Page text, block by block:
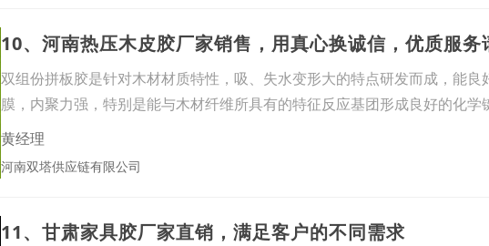
10、河南热压木皮胶厂家销售，用真心换诚信，优质服务
双组份拼板胶是针对木材材质特性，吸、失水变形大的特点研发而成，能良
膜，内聚力强，特别是能与木材纤维所具有的特征反应基团形成良好的化学
的难题
黄经理
河南双塔供应链有限公司
11、甘肃家具胶厂家直销，满足客户的不同需求